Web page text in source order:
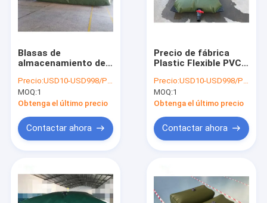
Blasas de
almacenamiento de
m3 para sistemas de
riego de granjas
Precio:USD10-USD998/PCS
MOQ:1
Obtenga el último precio
Contactar ahora
Precio de fábrica
Plastic Flexible PVC
Flexible Tanque de
almacenamiento de
agua Flexible PVC
almacenamiento
Precio:USD10-USD998/PCS
MOQ:1
Obtenga el último precio
Contactar ahora